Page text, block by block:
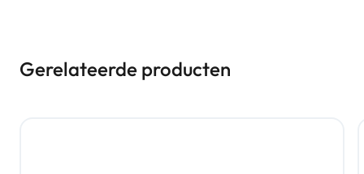
Gerelateerde producten